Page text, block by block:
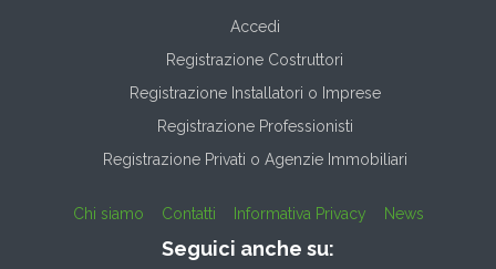
Accedi
Registrazione Costruttori
Registrazione Installatori o Imprese
Registrazione Professionisti
Registrazione Privati o Agenzie Immobiliari
Chi siamo Contatti Informativa Privacy News
Seguici anche su: